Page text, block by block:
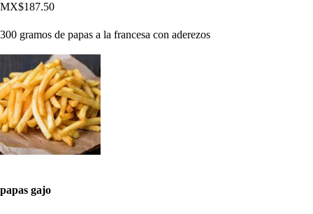
MX$187.50
300 gramos de papas a la francesa con aderezos
papas gajo